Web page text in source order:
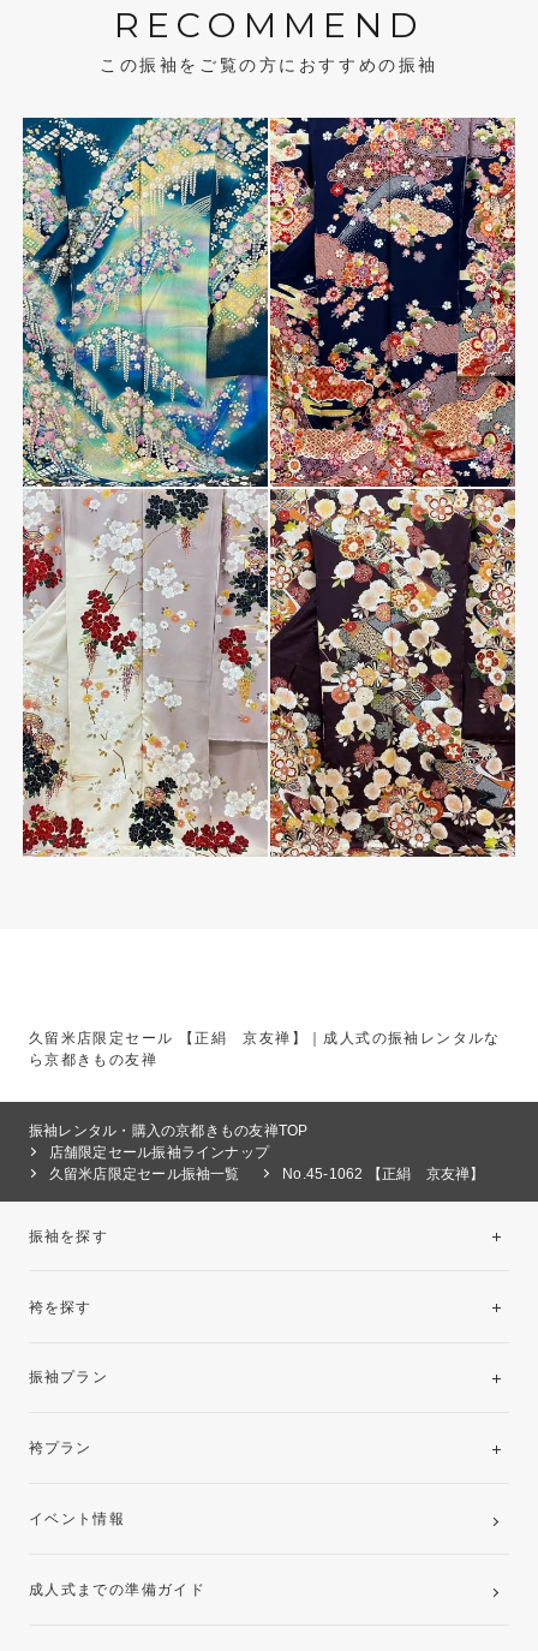
RECOMMEND
この振袖をご覧の方におすすめの振袖
久留米店限定セール 【正絹 京友禅】｜成人式の振袖レンタルな
ら京都きもの友禅
振袖レンタル・購入の京都きもの友禅TOP
店舗限定セール振袖ラインナップ
久留米店限定セール振袖一覧
No.45-1062 【正絹 京友禅】
振袖を探す
袴を探す
振袖プラン
レンタルプラン
袴プラン
卒業袴レンタルプラン
イベント情報
成人式までの準備ガイド